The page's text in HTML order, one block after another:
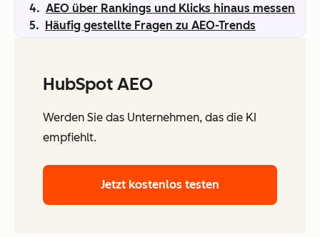
AEO über Rankings und Klicks hinaus messen
Häufig gestellte Fragen zu AEO-Trends
HubSpot AEO
Werden Sie das Unternehmen, das die KI
empfiehlt.
Jetzt kostenlos testen